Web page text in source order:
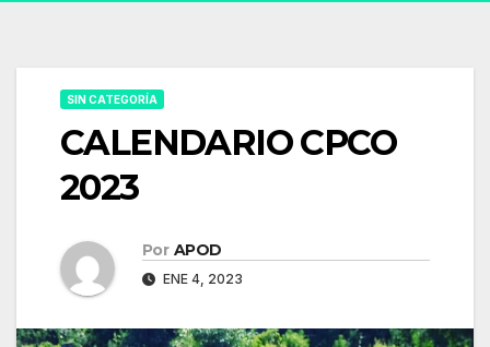
SIN CATEGORÍA
CALENDARIO CPCO
2023
Por APOD
ENE 4, 2023